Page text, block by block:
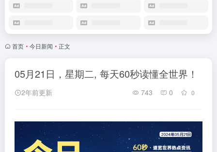
首页 • 今日新闻 • 正文
05月21日，星期二, 每天60秒读懂全世界！
2年前更新 743 0 0